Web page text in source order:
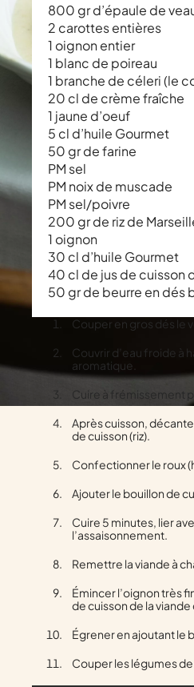
800 gr d’épaule de
2 carottes entières
1 oignon entier
1 blanc de poireau
1 branche de céleri (le
20 cl de crème fraîche
1 jaune d’oeuf
5 cl d’huile Gourmet
50 gr de farine
PM sel
PM noix de muscade
PM sel/poivre
200 gr de riz de
1 oignon
30 cl d’huile Gourmet
40 cl de jus de cuisson
50 gr de beurre en dés
Couper en gros dés le
Couvrir d’eau froide à
aromatique.
Cuire à frémissement
Après cuisson,
de cuisson (riz).
Confectionner le roux
Ajouter le bouillon de
Cuire 5 minutes, lier
l’assaisonnement.
Remettre la viande à
Émincer l’oignon très
de cuisson de la
Égrener en ajoutant le
Couper les légumes